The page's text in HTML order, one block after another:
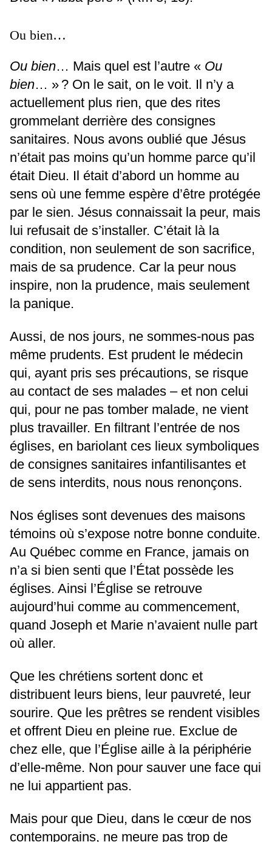
Ou bien…
Ou bien… Mais quel est l’autre « Ou
bien… » ? On le sait, on le voit. Il n’y a
actuellement plus rien, que des rites
grommelant derrière des consignes
sanitaires. Nous avons oublié que Jésus
n’était pas moins qu’un homme parce qu’il
était Dieu. Il était d’abord un homme au
sens où une femme espère d’être protégée
par le sien. Jésus connaissait la peur, mais
lui refusait de s’installer. C’était là la
condition, non seulement de son sacrifice,
mais de sa prudence. Car la peur nous
inspire, non la prudence, mais seulement
la panique.
Aussi, de nos jours, ne sommes-nous pas
même prudents. Est prudent le médecin
qui, ayant pris ses précautions, se risque
au contact de ses malades – et non celui
qui, pour ne pas tomber malade, ne vient
plus travailler. En filtrant l’entrée de nos
églises, en bariolant ces lieux symboliques
de consignes sanitaires infantilisantes et
de sens interdits, nous nous renonçons.
Nos églises sont devenues des maisons
témoins où s’expose notre bonne conduite.
Au Québec comme en France, jamais on
n’a si bien senti que l’État possède les
églises. Ainsi l’Église se retrouve
aujourd’hui comme au commencement,
quand Joseph et Marie n’avaient nulle part
où aller.
Que les chrétiens sortent donc et
distribuent leurs biens, leur pauvreté, leur
sourire. Que les prêtres se rendent visibles
et offrent Dieu en pleine rue. Exclue de
chez elle, que l’Église aille à la périphérie
d’elle-même. Non pour sauver une face qui
ne lui appartient pas.
Mais pour que Dieu, dans le cœur de nos
contemporains, ne meure pas trop de